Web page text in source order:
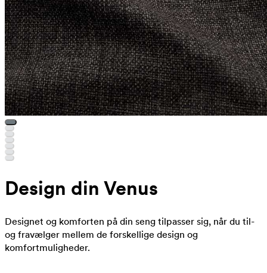
Design din Venus
Designet og komforten på din seng tilpasser sig, når du til-
og fravælger mellem de forskellige design og
komfortmuligheder.